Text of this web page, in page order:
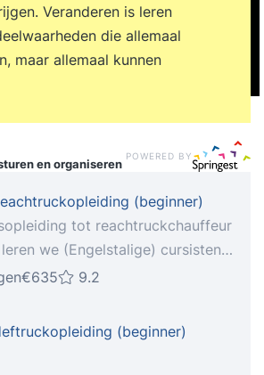
Veranderen is leren
die allemaal
maar allemaal kunnen
en organiseren
POWERED BY
(beginner)
tot reachtruckchauffeur
we (Engelstalige) cursisten
besturen en tot in de puntjes te
besturen van een reachtruck voelt
omdat er gereden wordt in een
Met verschillende opdrachten
€635 9.2
(beginner)